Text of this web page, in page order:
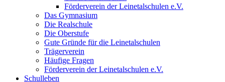
Förderverein der Leinetalschulen e.V.
Das Gymnasium
Die Realschule
Die Oberstufe
Gute Gründe für die Leinetalschulen
Trägerverein
Häufige Fragen
Förderverein der Leinetalschulen e.V.
Schulleben